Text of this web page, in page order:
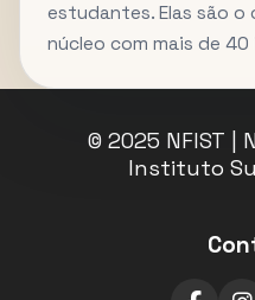
estudantes. Elas são o
núcleo com mais de
© 2025 NFIST |
Instituto